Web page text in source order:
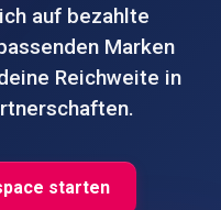
auf bezahlte
Marken
Reichweite in
starten